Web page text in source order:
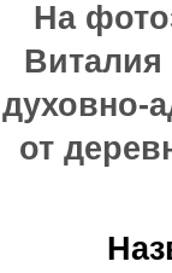
На
Виталия
духовно-
от